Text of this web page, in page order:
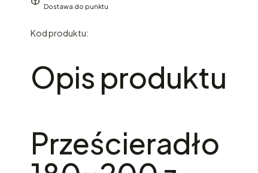
Dostawa do punktu
Kod produktu:
Opis produktu
Prześcieradło